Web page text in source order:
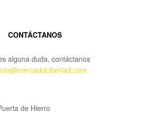
CONTÁCTANOS
alguna duda, contáctanos
de Hierro